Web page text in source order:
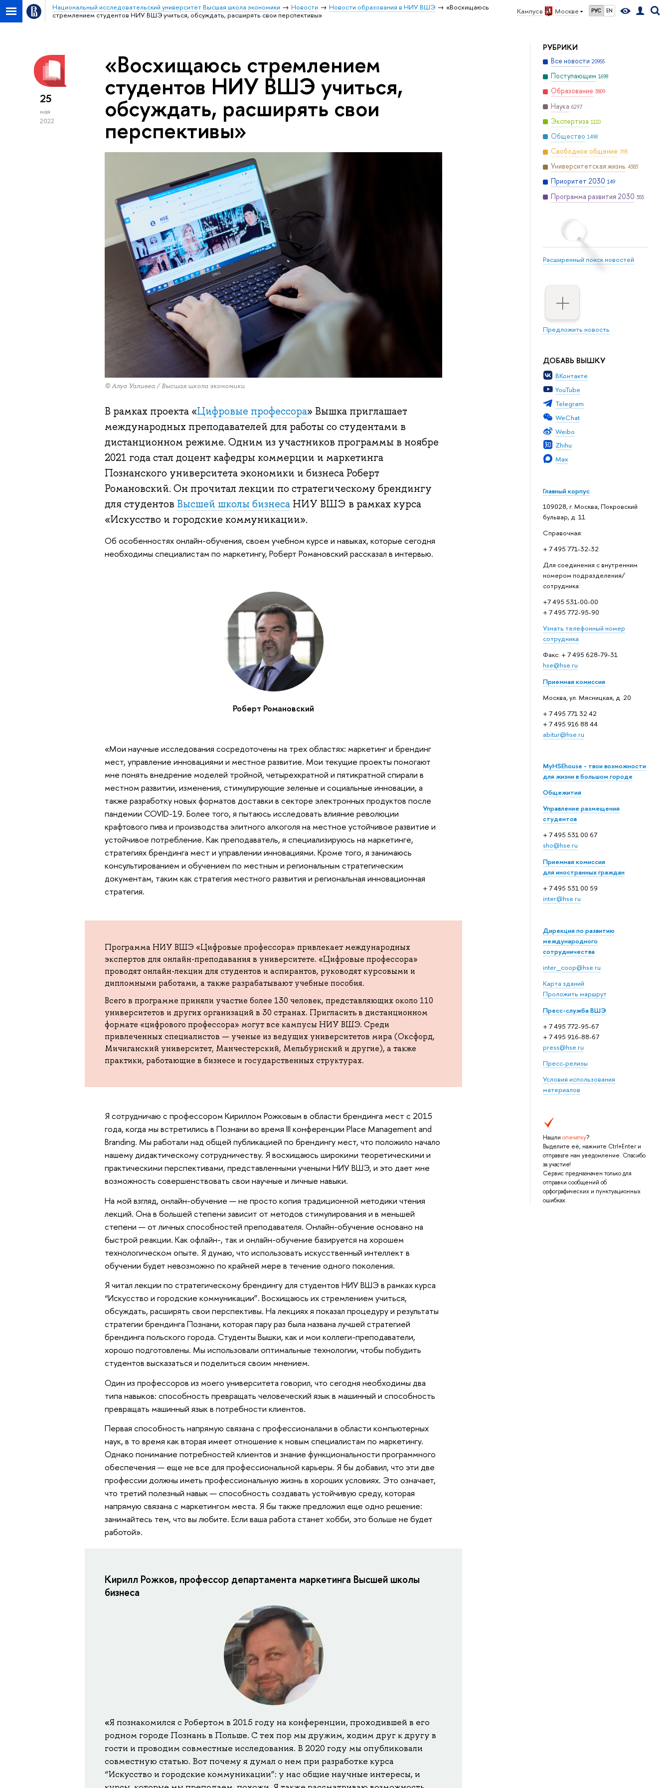
Кампус в Москве РУС EN
Национальный исследовательский университет Высшая школа экономики Новости Новости образования в НИУ ВШЭ
«Восхищаюсь
стремлением студентов НИУ ВШЭ учиться, обсуждать, расширять свои перспективы»
РУБРИКИ
Все новости 20955
Поступающим 1698
Образование 3809
Наука 6297
Экспертиза 1110
Общество 1498
Свободное общение 793
Университетская жизнь 4383
Приоритет 2030 149
Программа развития 2030 355
Расширенный поиск новостей
Предложить новость
ДОБАВЬ ВЫШКУ
ВКонтакте
YouTube
Telegram
WeChat
Weibo
Zhihu
Max
Главный корпус
109028, г. Москва, Покровский
бульвар, д. 11
Справочная:
+ 7 495 771-32-32
Для соединения с внутренним
номером подразделения/
сотрудника:
+7 495 531-00-00
+ 7 495 772-95-90
Узнать телефонный номер
сотрудника
Факс: + 7 495 628-79-31
hse@hse.ru
Приемная комиссия
Москва, ул. Мясницкая, д. 20
+ 7 495 771 32 42
+ 7 495 916 88 44
abitur@hse.ru
MyHSEhouse - твои возможности
для жизни в большом городе
Общежития
Управление размещения
студентов
+ 7 495 531 00 67
sho@hse.ru
Приемная комиссия
для иностранных граждан
+ 7 495 531 00 59
inter@hse.ru
Дирекция по развитию
международного
сотрудничества
inter_coop@hse.ru
Карта зданий
Проложить маршрут
Пресс-служба ВШЭ
+ 7 495 772-95-67
+ 7 495 916-88-67
press@hse.ru
Пресс-релизы
Условия использования
материалов
Нашли опечатку?
Выделите её, нажмите Ctrl+Enter и
отправьте нам уведомление. Спасибо
за участие!
Сервис предназначен только для
отправки сообщений об
орфографических и пунктуационных
ошибках.
25
мая
2022
«Восхищаюсь стремлением
студентов НИУ ВШЭ учиться,
обсуждать, расширять свои
перспективы»
© Алуа Уалиева / Высшая школа экономики
В рамках проекта «Цифровые профессора» Вышка приглашает
международных преподавателей для работы со студентами в
дистанционном режиме. Одним из участников программы в ноябре
2021 года стал доцент кафедры коммерции и маркетинга
Познанского университета экономики и бизнеса Роберт
Романовский. Он прочитал лекции по стратегическому брендингу
для студентов Высшей школы бизнесаНИУ ВШЭ в рамках курса
«Искусство и городские коммуникации».
Об особенностях онлайн-обучения, своем учебном курсе и навыках, которые сегодня
необходимы специалистам по маркетингу, Роберт Романовский рассказал в интервью.
Роберт Романовский
«Мои научные исследования сосредоточены на трех областях: маркетинг и брендинг
мест, управление инновациями и местное развитие. Мои текущие проекты помогают
мне понять внедрение моделей тройной, четырехкратной и пятикратной спирали в
местном развитии, изменения, стимулирующие зеленые и социальные инновации, а
также разработку новых форматов доставки в секторе электронных продуктов после
пандемии COVID-19. Более того, я пытаюсь исследовать влияние революции
крафтового пива и производства элитного алкоголя на местное устойчивое развитие и
устойчивое потребление. Как преподаватель, я специализируюсь на маркетинге,
стратегиях брендинга мест и управлении инновациями. Кроме того, я занимаюсь
консультированием и обучением по местным и региональным стратегическим
документам, таким как стратегия местного развития и региональная инновационная
стратегия.
Программа НИУ ВШЭ «Цифровые профессора» привлекает международных
экспертов для онлайн-преподавания в университете. «Цифровые профессора»
проводят онлайн-лекции для студентов и аспирантов, руководят курсовыми и
дипломными работами, а также разрабатывают учебные пособия.
Всего в программе приняли участие более 130 человек, представляющих около 110
университетов и других организаций в 30 странах. Пригласить в дистанционном
формате «цифрового профессора» могут все кампусы НИУ ВШЭ. Среди
привлеченных специалистов — ученые из ведущих университетов мира (Оксфорд,
Мичиганский университет, Манчестерский, Мельбурнский и другие), а также
практики, работающие в бизнесе и государственных структурах.
Я сотрудничаю с профессором Кириллом Рожковым в области брендинга мест с 2015
года, когда мы встретились в Познани во время III конференции Place Management and
Branding. Мы работали над общей публикацией по брендингу мест, что положило начало
нашему дидактическому сотрудничеству. Я восхищаюсь широкими теоретическими и
практическими перспективами, представленными учеными НИУ ВШЭ, и это дает мне
возможность совершенствовать свои научные и личные навыки.
На мой взгляд, онлайн-обучение — не просто копия традиционной методики чтения
лекций. Она в большей степени зависит от методов стимулирования и в меньшей
степени — от личных способностей преподавателя. Онлайн-обучение основано на
быстрой реакции. Как офлайн-, так и онлайн-обучение базируется на хорошем
технологическом опыте. Я думаю, что использовать искусственный интеллект в
обучении будет невозможно по крайней мере в течение одного поколения.
Я читал лекции по стратегическому брендингу для студентов НИУ ВШЭ в рамках курса
“Искусство и городские коммуникации”. Восхищаюсь их стремлением учиться,
обсуждать, расширять свои перспективы. На лекциях я показал процедуру и результаты
стратегии брендинга Познани, которая пару раз была названа лучшей стратегией
брендинга польского города. Студенты Вышки, как и мои коллеги-преподаватели,
хорошо подготовлены. Мы использовали оптимальные технологии, чтобы побудить
студентов высказаться и поделиться своим мнением.
Один из профессоров из моего университета говорил, что сегодня необходимы два
типа навыков: способность превращать человеческий язык в машинный и способность
превращать машинный язык в потребности клиентов.
Первая способность напрямую связана с профессионалами в области компьютерных
наук, в то время как вторая имеет отношение к новым специалистам по маркетингу.
Однако понимание потребностей клиентов и знание функциональности программного
обеспечения — еще не все для профессиональной карьеры. Я бы добавил, что эти две
профессии должны иметь профессиональную жизнь в хороших условиях. Это означает,
что третий полезный навык — способность создавать устойчивую среду, которая
напрямую связана с маркетингом места. Я бы также предложил еще одно решение:
занимайтесь тем, что вы любите. Если ваша работа станет хобби, это больше не будет
работой».
Кирилл Рожков, профессор департамента маркетинга Высшей школы
бизнеса
«Я познакомился с Робертом в 2015 году на конференции, проходившей в его
родном городе Познань в Польше. С тех пор мы дружим, ходим друг к другу в
гости и проводим совместные исследования. В 2020 году мы опубликовали
совместную статью. Вот почему я думал о нем при разработке курса
“Искусство и городские коммуникации”: у нас общие научные интересы, и